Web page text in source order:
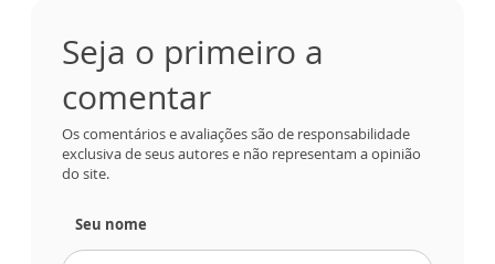
Seja o primeiro a
comentar
Os comentários e avaliações são de responsabilidade
exclusiva de seus autores e não representam a opinião
do site.
Seu nome